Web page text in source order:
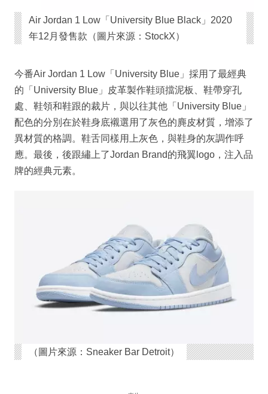
Air Jordan 1 Low「University Blue Black」2020
年12月發售款（圖片來源：StockX）
今番Air Jordan 1 Low「University Blue」採用了最經典
的「University Blue」皮革製作鞋頭擋泥板、鞋帶穿孔
處、鞋領和鞋跟的裁片，與以往其他「University Blue」
配色的分別在於鞋身底襯選用了灰色的麂皮材質，增添了
異材質的格調。鞋舌同樣用上灰色，與鞋身的灰調作呼
應。最後，後跟繡上了Jordan Brand的飛翼logo，注入品
牌的經典元素。
（圖片來源：Sneaker Bar Detroit）